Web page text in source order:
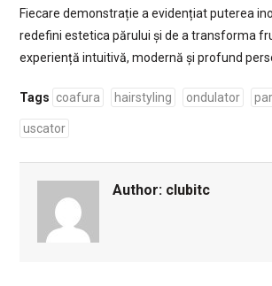
Fiecare demonstrație a evidențiat puterea
redefini estetica părului și de a transforma
experiență intuitivă, modernă și profund
Tags coafura hairstyling ondulator par
uscator
Author: clubitc